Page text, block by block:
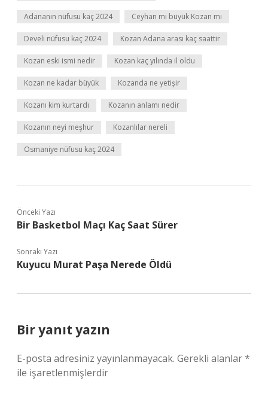
Adananın nüfusu kaç 2024 Ceyhan mı büyük Kozan mı
Develi nüfusu kaç 2024 Kozan Adana arası kaç saattir
Kozan eski ismi nedir Kozan kaç yılında il oldu
Kozan ne kadar büyük Kozanda ne yetişir
Kozanı kim kurtardı Kozanın anlamı nedir
Kozanın neyi meşhur Kozanlılar nereli
Osmaniye nüfusu kaç 2024
Önceki Yazı
Bir Basketbol Maçı Kaç Saat Sürer
Sonraki Yazı
Kuyucu Murat Paşa Nerede Öldü
Bir yanıt yazın
E-posta adresiniz yayınlanmayacak. Gerekli alanlar*
ile işaretlenmişlerdir